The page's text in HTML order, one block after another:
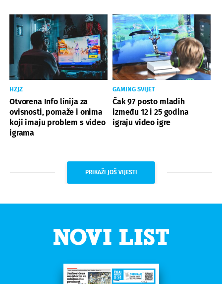
HZJZ
Otvorena Info linija za
ovisnosti, pomaže i onima
koji imaju problem s video
igrama
GAMING SVIJET
Čak 97 posto mladih
između 12 i 25 godina
igraju video igre
PRIKAŽI JOŠ VIJESTI